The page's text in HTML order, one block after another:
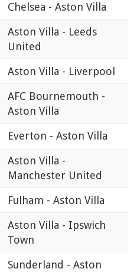
Chelsea - Aston Villa
Aston Villa - Leeds
United
Aston Villa - Liverpool
AFC Bournemouth -
Aston Villa
Everton - Aston Villa
Aston Villa -
Manchester United
Fulham - Aston Villa
Aston Villa - Ipswich
Town
Sunderland - Aston